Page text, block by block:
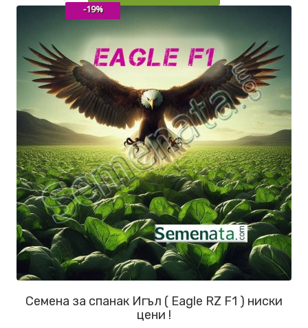
Семена за спанак Игъл ( Eagle RZ F1 ) ниски
цени !
-19%